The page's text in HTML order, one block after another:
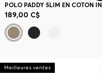
189,00 C$
Meilleures ventes